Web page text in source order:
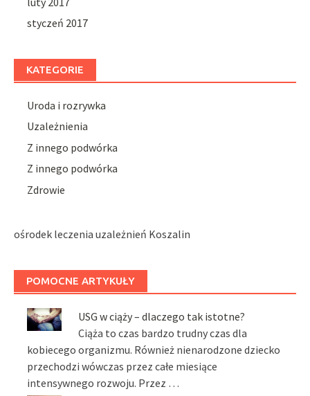
styczeń 2017
KATEGORIE
Uroda i rozrywka
Uzależnienia
Z innego podwórka
Z innego podwórka
Zdrowie
ośrodek leczenia uzależnień Koszalin
POMOCNE ARTYKUŁY
USG w ciąży – dlaczego tak istotne?
Ciąża to czas bardzo trudny czas dla
kobiecego organizmu. Również nienarodzone dziecko
przechodzi wówczas przez całe miesiące
intensywnego rozwoju. Przez …